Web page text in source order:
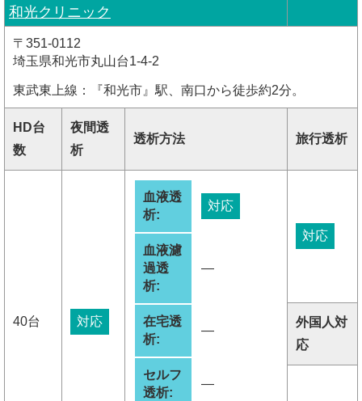
和光クリニック
〒351-0112
埼玉県和光市丸山台1-4-2
東武東上線：『和光市』駅、南口から徒歩約2分。
HD台
数
夜間透
析
透析方法 旅行透析
40台 対応
血液透
析:
対応
血液濾
過透
析:
―
在宅透
析:
―
セルフ
透析:
―
対応
外国人対
応